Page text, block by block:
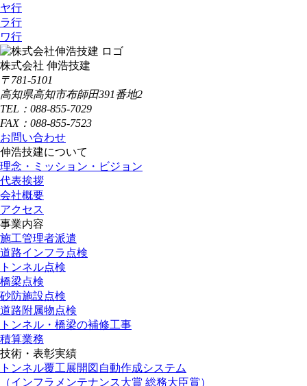
ヤ行
ラ行
ワ行
株式会社 伸浩技建
〒781-5101
高知県高知市布師田391番地2
TEL：088-855-7029
FAX：088-855-7523
お問い合わせ
伸浩技建について
理念・ミッション・ビジョン
代表挨拶
会社概要
アクセス
事業内容
施工管理者派遣
道路インフラ点検
トンネル点検
橋梁点検
砂防施設点検
道路附属物点検
トンネル・橋梁の補修工事
積算業務
技術・表彰実績
トンネル覆工展開図自動作成システム
（インフラメンテナンス大賞 総務大臣賞）